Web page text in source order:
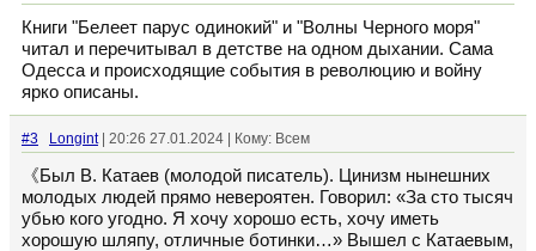
Книги "Белеет парус одинокий" и "Волны Черного моря"
читал и перечитывал в детстве на одном дыхании. Сама
Одесса и происходящие события в революцию и войну
ярко описаны.
#3 Longint| 20:26 27.01.2024 | Кому: Всем
《Был В. Катаев (молодой писатель). Цинизм нынешних
молодых людей прямо невероятен. Говорил: «За сто тысяч
убью кого угодно. Я хочу хорошо есть, хочу иметь
хорошую шляпу, отличные ботинки…» Вышел с Катаевым,